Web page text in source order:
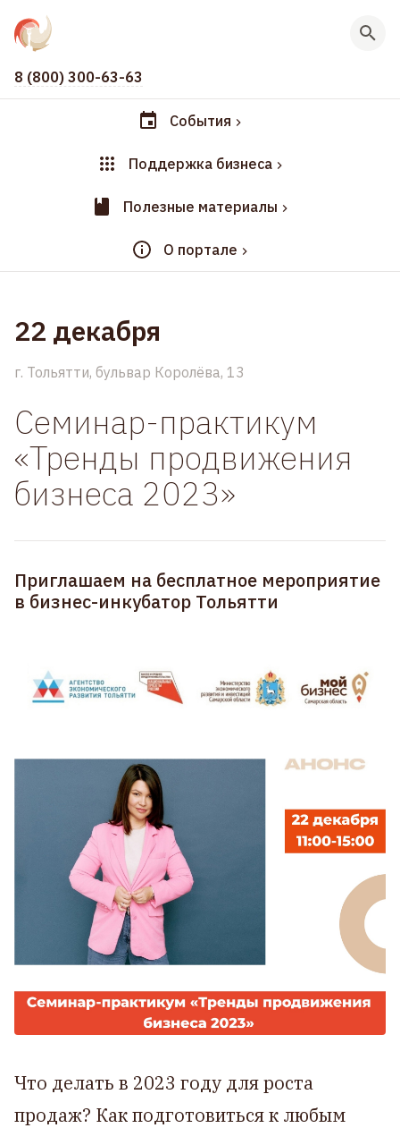
8 (800) 300-63-63
События
Поддержка бизнеса
Полезные материалы
О портале
22 декабря
г. Тольятти, бульвар Королёва, 13
Семинар-практикум
«Тренды продвижения
бизнеса 2023»
Приглашаем на бесплатное мероприятие
в бизнес-инкубатор Тольятти
Что делать в 2023 году для роста
продаж? Как подготовиться к любым